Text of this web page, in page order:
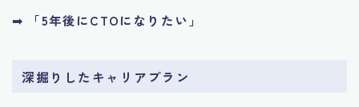
➡ 「5年後にCTOになりたい」
深掘りしたキャリアプラン